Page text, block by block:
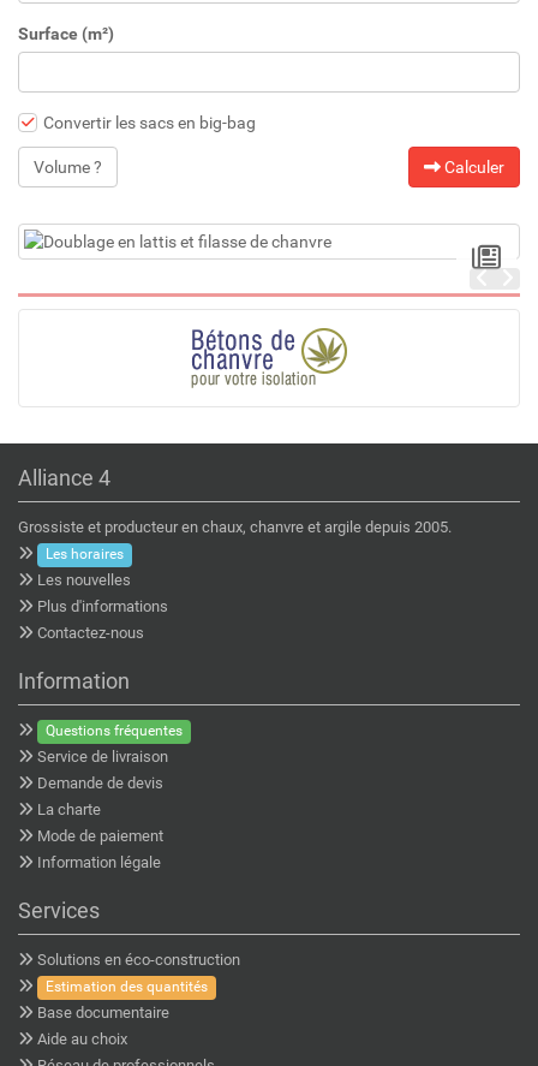
Surface (m²)
Convertir les sacs en big-bag
Volume ? Calculer
Alliance 4
Grossiste et producteur en chaux, chanvre et argile depuis 2005.
Les horaires
Les nouvelles
Plus d'informations
Contactez-nous
Information
Questions fréquentes
Service de livraison
Demande de devis
La charte
Mode de paiement
Information légale
Services
Solutions en éco-construction
Estimation des quantités
Base documentaire
Aide au choix